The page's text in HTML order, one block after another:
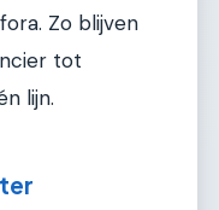
Zo blijven
tot
lijn.